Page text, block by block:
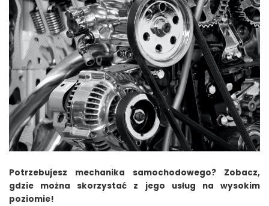
Potrzebujesz mechanika samochodowego? Zobacz,
gdzie można skorzystać z jego usług na wysokim
poziomie!